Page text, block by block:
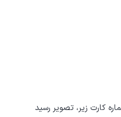
کارت زیر، تصویر رسید